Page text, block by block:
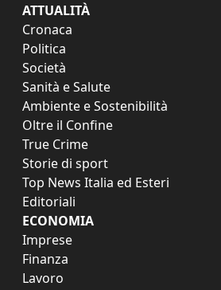
ATTUALITÀ
Cronaca
Politica
Società
Sanità e Salute
Ambiente e Sostenibilità
Oltre il Confine
True Crime
Storie di sport
Top News Italia ed Esteri
Editoriali
ECONOMIA
Imprese
Finanza
Lavoro